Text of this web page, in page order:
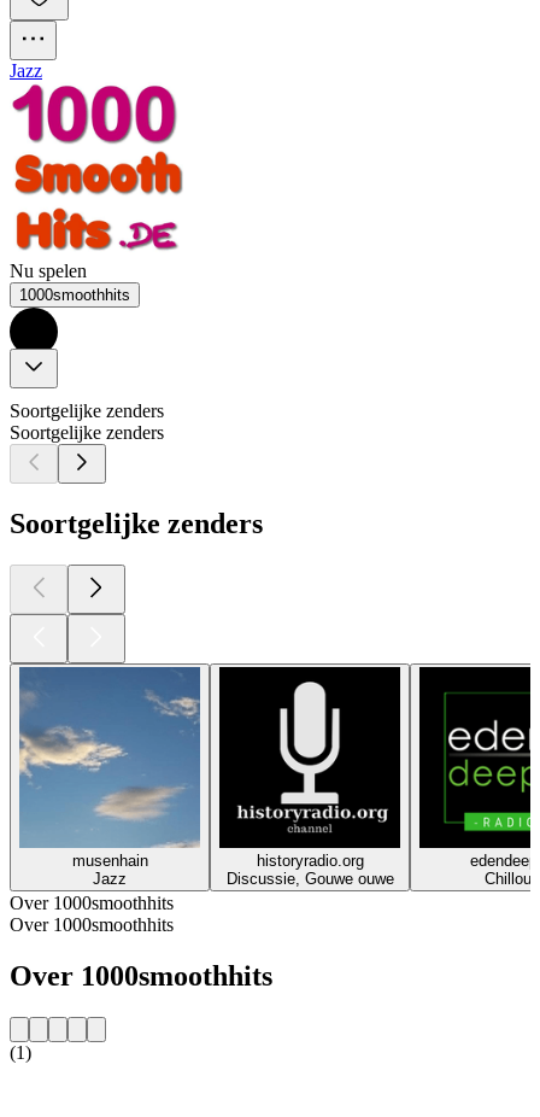
Jazz
Nu spelen
1000smoothhits
Soortgelijke zenders
Soortgelijke zenders
Soortgelijke zenders
musenhain
Jazz
historyradio.org
Discussie, Gouwe ouwe
Chillout
Over 1000smoothhits
Over 1000smoothhits
Over 1000smoothhits
(1)